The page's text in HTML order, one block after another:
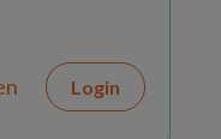
Login